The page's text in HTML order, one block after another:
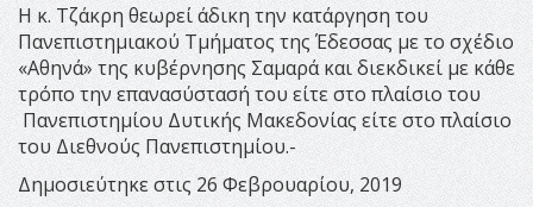
Η κ. Τζάκρη θεωρεί άδικη την κατάργηση του
Πανεπιστημιακού Τμήματος της Έδεσσας με το σχέδιο
«Αθηνά» της κυβέρνησης Σαμαρά και διεκδικεί με κάθε
τρόπο την επανασύστασή του είτε στο πλαίσιο του
Πανεπιστημίου Δυτικής Μακεδονίας είτε στο πλαίσιο
του Διεθνούς Πανεπιστημίου.-
Δημοσιεύτηκε στις 26 Φεβρουαρίου, 2019